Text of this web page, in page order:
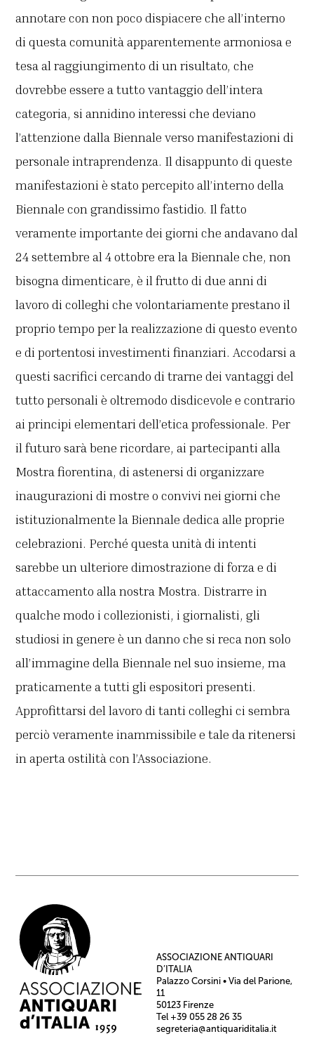
annotare con non poco dispiacere che all’interno
di questa comunità apparentemente armoniosa e
tesa al raggiungimento di un risultato, che
dovrebbe essere a tutto vantaggio dell’intera
categoria, si annidino interessi che deviano
l’attenzione dalla Biennale verso manifestazioni di
personale intraprendenza. Il disappunto di queste
manifestazioni è stato percepito all’interno della
Biennale con grandissimo fastidio. Il fatto
veramente importante dei giorni che andavano dal
24 settembre al 4 ottobre era la Biennale che, non
bisogna dimenticare, è il frutto di due anni di
lavoro di colleghi che volontariamente prestano il
proprio tempo per la realizzazione di questo evento
e di portentosi investimenti finanziari. Accodarsi a
questi sacrifici cercando di trarne dei vantaggi del
tutto personali è oltremodo disdicevole e contrario
ai principi elementari dell’etica professionale. Per
il futuro sarà bene ricordare, ai partecipanti alla
Mostra fiorentina, di astenersi di organizzare
inaugurazioni di mostre o convivi nei giorni che
istituzionalmente la Biennale dedica alle proprie
celebrazioni. Perché questa unità di intenti
sarebbe un ulteriore dimostrazione di forza e di
attaccamento alla nostra Mostra. Distrarre in
qualche modo i collezionisti, i giornalisti, gli
studiosi in genere è un danno che si reca non solo
all’immagine della Biennale nel suo insieme, ma
praticamente a tutti gli espositori presenti.
Approfittarsi del lavoro di tanti colleghi ci sembra
perciò veramente inammissibile e tale da ritenersi
in aperta ostilità con l’Associazione.
ASSOCIAZIONE ANTIQUARI
D’ITALIA
Palazzo Corsini • Via del Parione,
11
50123 Firenze
Tel +39 055 28 26 35
segreteria@antiquariditalia.it